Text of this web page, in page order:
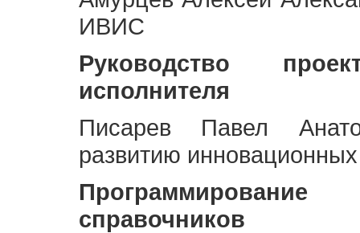
ИВИС
Руководство
исполнителя
Писарев Павел
развитию
Программирование
справочников